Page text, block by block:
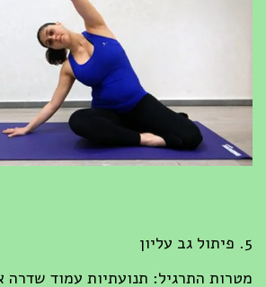
5. פיתול גב עליון
מטרות התרגיל: תנועתיות עמוד שדרה